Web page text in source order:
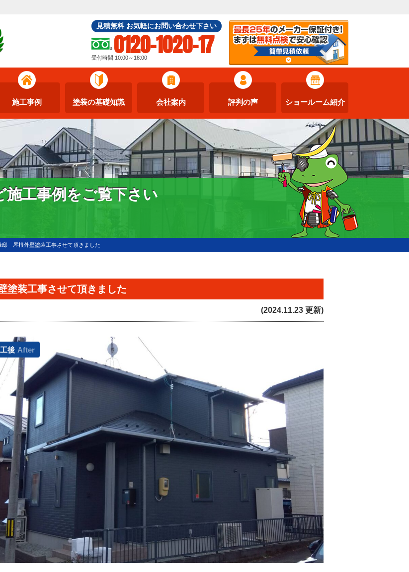
見積無料 お気軽にお問い合わせ下さい
0120-1020-17
受付時間 10:00～18:00
施工事例 塗装の基礎知識 会社案内 評判の声 ショールーム紹介
施工事例をご覧下さい
屋根外壁塗装工事させて頂きました
装工事させて頂きました
(2024.11.23 更新)
後 After